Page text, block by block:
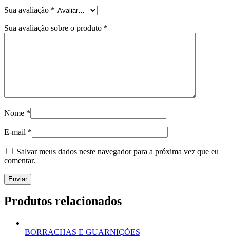
Sua avaliação *
Sua avaliação sobre o produto *
Nome *
E-mail *
Salvar meus dados neste navegador para a próxima vez que eu
comentar.
Produtos relacionados
BORRACHAS E GUARNIÇÕES